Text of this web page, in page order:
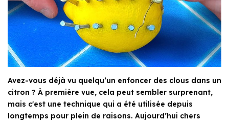
Avez-vous déjà vu quelqu’un enfoncer des clous dans un
citron ? À première vue, cela peut sembler surprenant,
mais c'est une technique qui a été utilisée depuis
longtemps pour plein de raisons. Aujourd’hui chers